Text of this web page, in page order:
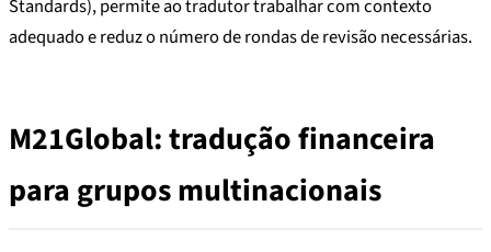
Standards), permite ao tradutor trabalhar com contexto
adequado e reduz o número de rondas de revisão necessárias.
M21Global: tradução financeira
para grupos multinacionais